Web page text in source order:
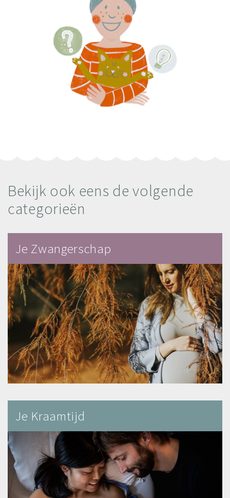
Bekijk ook eens de volgende
categorieën
Je Zwangerschap
Je Kraamtijd